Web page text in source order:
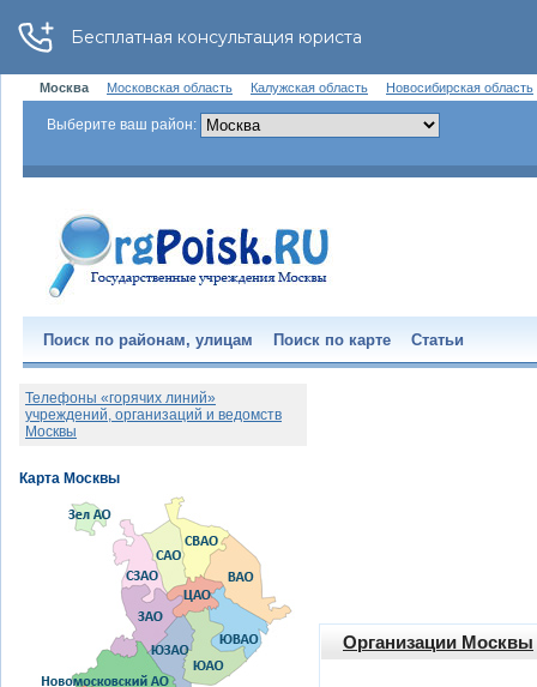
Москва Московская область Калужская область Новосибирская область
Выберите ваш район:
Поиск по районам, улицам Поиск по карте Статьи
Организации Москвы
Телефоны «горячих линий»
учреждений, организаций и ведомств
Москвы